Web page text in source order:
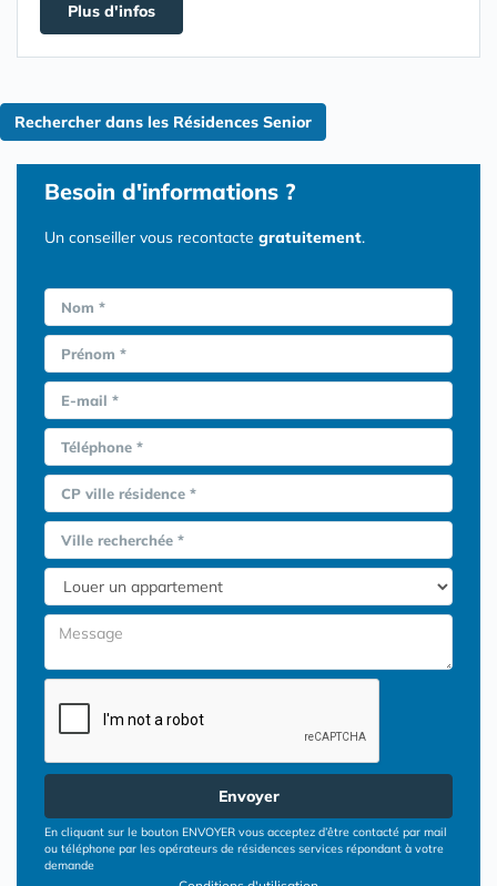
Plus d'infos
Rechercher dans les Résidences Senior
Besoin d'informations ?
Un conseiller vous recontacte gratuitement.
Nom *
Prénom *
E-mail *
Téléphone *
CP ville résidence *
Ville recherchée *
Envoyer
En cliquant sur le bouton ENVOYER vous acceptez d’être contacté par mail
ou téléphone par les opérateurs de résidences services répondant à votre
demande